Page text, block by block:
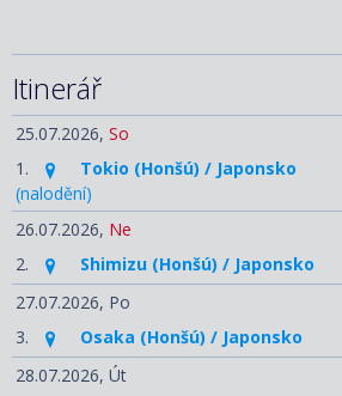
Itinerář
25.07.2026, So
1.
Tokio (Honšú) / Japonsko
(nalodění)
26.07.2026, Ne
2.
Shimizu (Honšú) / Japonsko
27.07.2026, Po
3.
Osaka (Honšú) / Japonsko
28.07.2026, Út